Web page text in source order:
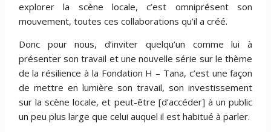
explorer la scène locale, c’est omniprésent son
mouvement, toutes ces collaborations qu’il a créé.
Donc pour nous, d’inviter quelqu’un comme lui à
présenter son travail et une nouvelle série sur le thème
de la résilience à la Fondation H – Tana, c’est une façon
de mettre en lumière son travail, son investissement
sur la scène locale, et peut-être [d’accéder] à un public
un peu plus large que celui auquel il est habitué à parler.